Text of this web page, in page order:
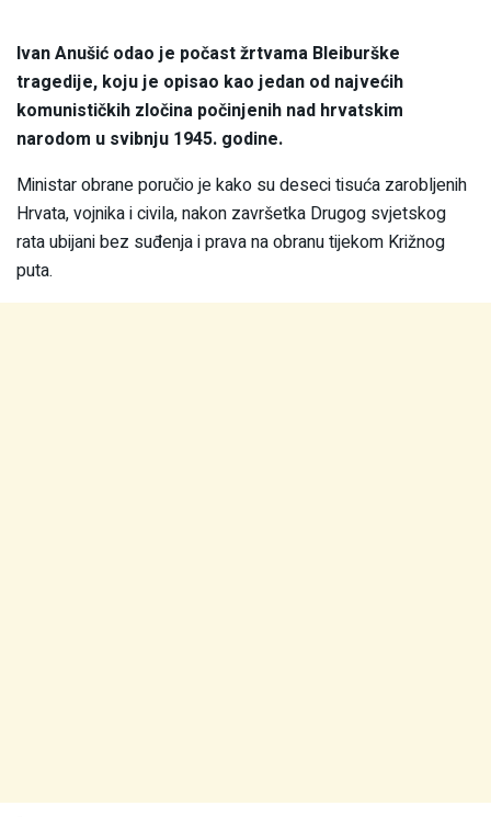
Ivan Anušić odao je počast žrtvama Bleiburške
tragedije, koju je opisao kao jedan od najvećih
komunističkih zločina počinjenih nad hrvatskim
narodom u svibnju 1945. godine.
Ministar obrane poručio je kako su deseci tisuća zarobljenih
Hrvata, vojnika i civila, nakon završetka Drugog svjetskog
rata ubijani bez suđenja i prava na obranu tijekom Križnog
puta.